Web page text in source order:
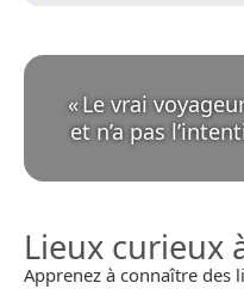
«Le vrai
et n’a pas
Lieux curieux
Apprenez à connaître des